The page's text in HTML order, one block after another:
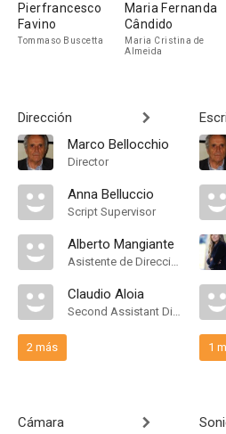
Pierfrancesco
Favino
Tommaso Buscetta
Maria Fernanda
Cândido
Maria Cristina de
Almeida
Dirección
Marco Bellocchio
Director
Anna Belluccio
Script Supervisor
Alberto Mangiante
Asistente de Dirección
Claudio Aloia
Second Assistant Director
2 más
Cámara
1